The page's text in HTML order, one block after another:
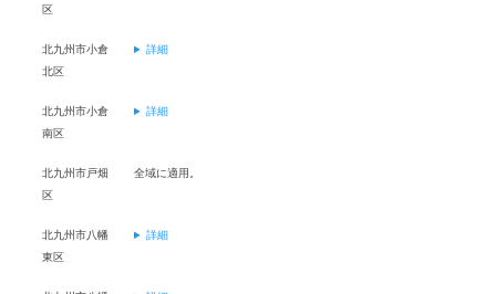
区
北九州市小倉
北区
詳細
北九州市小倉
南区
詳細
北九州市戸畑
区
全域に適用。
北九州市八幡
東区
詳細